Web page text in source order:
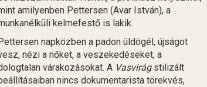
amilyenben Pettersen (Avar István), a
kelmefestő is lakik.
Pettersen napközben a padon üldögél, újságot
nézi a nőket, a veszekedéseket, a
várakozásokat. A Vasvirágstilizált
nincs dokumentarista törekvés,